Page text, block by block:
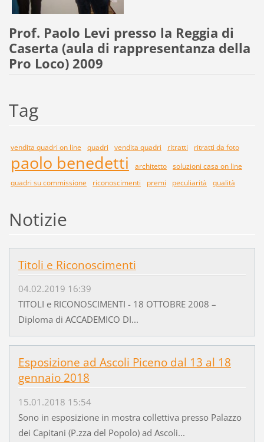
Prof. Paolo Levi presso la Reggia di
Caserta (aula di rappresentanza della
Pro Loco) 2009
Tag
vendita quadri on line quadri vendita quadri ritratti ritratti da foto
paolo benedetti architetto soluzioni casa on line
quadri su commissione
riconoscimenti premi peculiarità qualità
Notizie
Titoli e Riconoscimenti
04.02.2019 16:39
TITOLI e RICONOSCIMENTI - 18 OTTOBRE 2008 –
Diploma di ACCADEMICO DI...
Esposizione ad Ascoli Piceno dal 13 al 18
gennaio 2018
15.01.2018 15:54
Sono in esposizione in mostra collettiva presso Palazzo
dei Capitani (P.zza del Popolo) ad Ascoli...